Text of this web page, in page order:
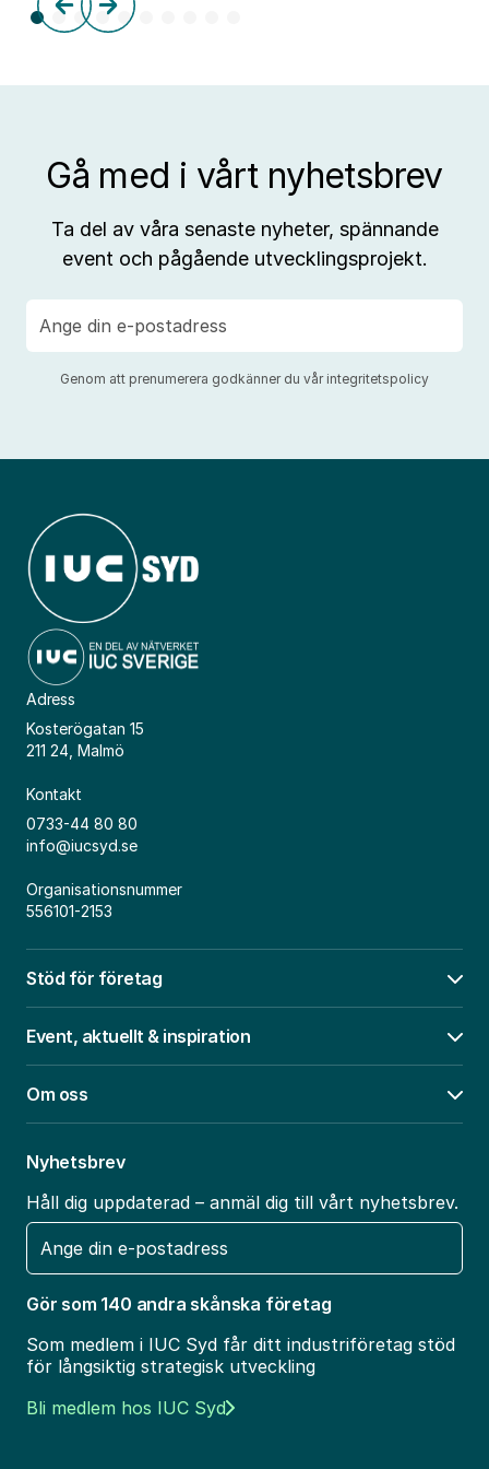
Gå med i vårt nyhetsbrev
Ta del av våra senaste nyheter, spännande
event och pågående utvecklingsprojekt.
post
Genom att prenumerera godkänner du vår integritetspolicy
Adress
Kosterögatan 15
211 24, Malmö
Kontakt
0733-44 80 80
info@iucsyd.se
Organisationsnummer
556101-2153
Stöd för företag
Event, aktuellt & inspiration
Om oss
Nyhetsbrev
Håll dig uppdaterad – anmäl dig till vårt nyhetsbrev.
E-
post
Gör som 140 andra skånska företag
Som medlem i IUC Syd får ditt industriföretag stöd
för långsiktig strategisk utveckling
Bli medlem hos IUC Syd